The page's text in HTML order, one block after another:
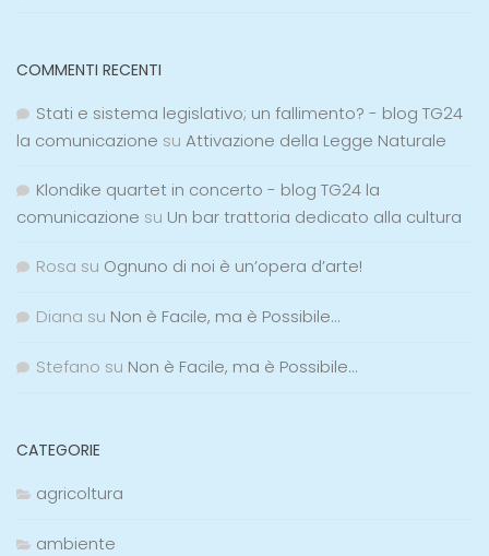
COMMENTI RECENTI
Stati e sistema legislativo; un fallimento? - blog TG24
la comunicazione su Attivazione della Legge Naturale
Klondike quartet in concerto - blog TG24 la
comunicazione su Un bar trattoria dedicato alla cultura
Rosa su Ognuno di noi è un’opera d’arte!
Diana su Non è Facile, ma è Possibile…
Stefano su Non è Facile, ma è Possibile…
CATEGORIE
agricoltura
ambiente